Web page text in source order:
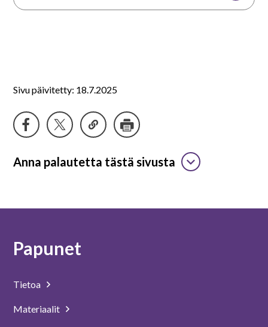
Sivu päivitetty: 18.7.2025
Anna palautetta tästä sivusta
Papunet
Tietoa
Materiaalit